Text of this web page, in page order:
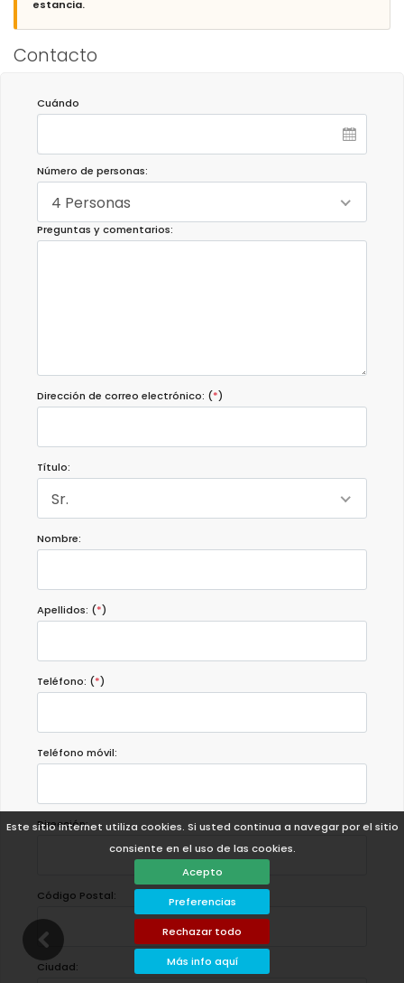
Este sitio internet utiliza cookies. Si usted continua a navegar por el sitio
consiente en el uso de las cookies.
Acepto
Preferencias
Rechazar todo
Más info aquí
estancia.
Contacto
Cuándo
Número de personas:
4 Personas
Preguntas y comentarios:
Dirección de correo electrónico: (*)
Título:
Sr.
Nombre:
Apellidos: (*)
Teléfono: (*)
Teléfono móvil:
Dirección:
Código Postal:
Ciudad: